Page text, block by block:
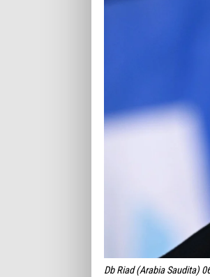
Db Riad (Arabia Saudita)